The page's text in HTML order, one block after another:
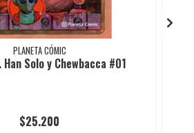
PLANETA CÓMIC
Solo y Chewbacca #01
$25.200